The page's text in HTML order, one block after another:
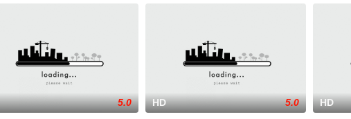
5.0 HD 5.0 HD